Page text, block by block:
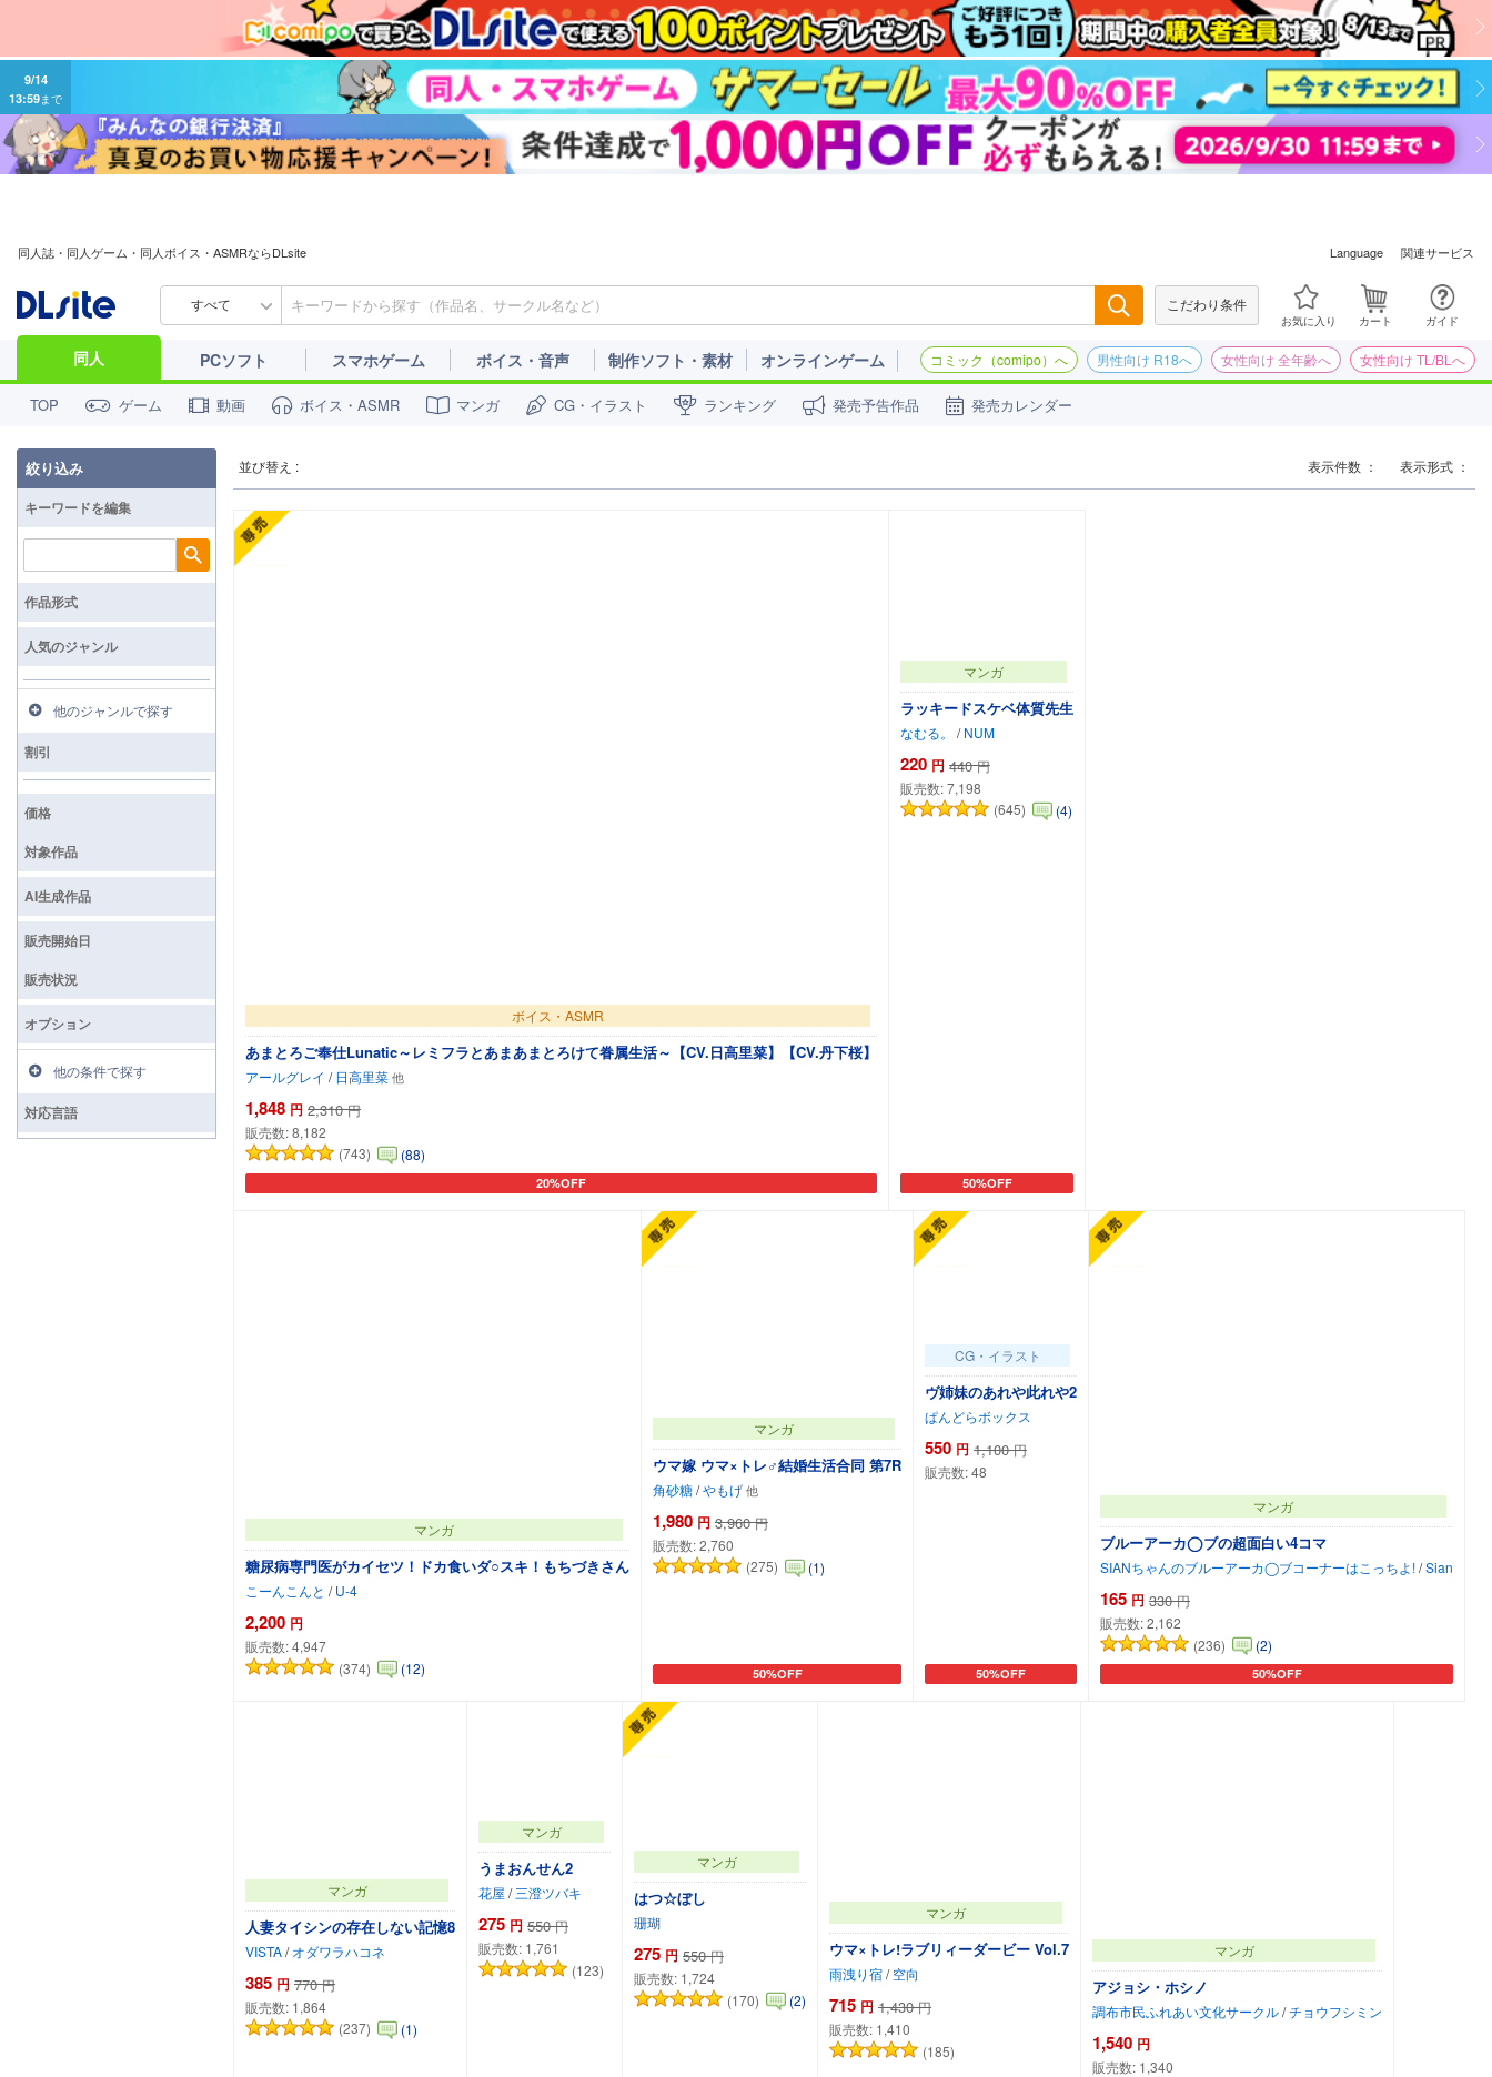
9/14
13:59まで
同人誌・同人ゲーム・同人ボイス・ASMRならDLsite Language 関連サービス
すべて こだわり条件
お気に入り カート ガイド
同人 PCソフト スマホゲーム ボイス・音声 制作ソフト・素材 オンラインゲーム コミック（comipo）へ 男性向け R18へ 女性向け 全年齢へ 女性向け TL/BLへ
TOP ゲーム 動画 ボイス・ASMR マンガ CG・イラスト ランキング 発売予告作品 発売カレンダー
並び替え : 表示形式 ：
表示件数 ：
ボイス・ASMR
あまとろご奉仕Lunatic～レミフラとあまあまとろけて眷属生活～【CV.日高里菜】【CV.丹下桜】
アールグレイ / 日高里菜
1,848 円 2,310 円
販売数:8,182
(743)
(88)
20%OFF
カートに追加
マンガ
ラッキードスケベ体質先生
なむる。 / NUM
220 円 440 円
販売数:7,198
(645)
(4)
50%OFF
カートに追加
マンガ
糖尿病専門医がカイセツ！ドカ食いダ○スキ！もちづきさん
こーんこんと / U-4
2,200 円
販売数:4,947
(374)
(12)
カートに追加
マンガ
ウマ嫁 ウマ×トレ♂結婚生活合同 第7R
角砂糖/やもげ
1,980 円 3,960 円
販売数:2,760
(275)
(1)
50%OFF
カートに追加
CG・イラスト
ヴ姉妹のあれや此れや2
ぱんどらボックス
550 円 1,100 円
販売数:48
50%OFF
カートに追加
マンガ
ブルーアーカ◯ブの超面白い4コマ
SIANちゃんのブルーアーカ◯ブコーナーはこっちよ!/Sian
165 円 330 円
販売数:2,162
(236)
(2)
50%OFF
カートに追加
マンガ
人妻タイシンの存在しない記憶8
VISTA/ オダワラハコネ
385 円 770 円
販売数: 1,864
(237)
(1)
マンガ
うまおんせん2
花屋 /三澄ツバキ
275 円 550 円
販売数: 1,761
(123)
マンガ
はつ☆ぼし
珊瑚
275 円 550 円
販売数: 1,724
(170)
(2)
マンガ
ウマ×トレ!ラブリィーダービー Vol.7
雨洩り宿/ 空向
715 円 1,430 円
販売数: 1,410
(185)
マンガ
アジョシ・ホシノ
調布市民ふれあい文化サークル/チョウフシミン
1,540 円
販売数: 1,340
絞り込み
キーワードを編集
検索
作品形式
人気のジャンル
他のジャンルで探す
割引
価格
対象作品
AI生成作品
販売開始日
販売状況
オプション
他の条件で探す
対応言語